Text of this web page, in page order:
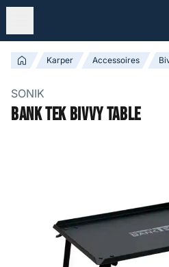
Karper Accessoires
SONIK
Bank Tek Bivvy Table